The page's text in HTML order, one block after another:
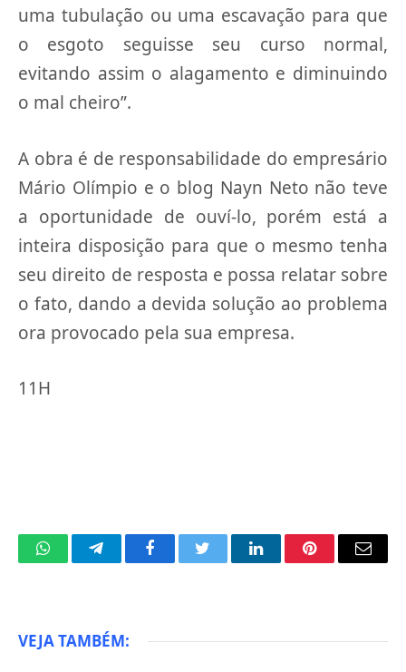
uma tubulação ou uma escavação para que
o esgoto seguisse seu curso normal,
evitando assim o alagamento e diminuindo
o mal cheiro”.
A obra é de responsabilidade do empresário
Mário Olímpio e o blog Nayn Neto não teve
a oportunidade de ouví-lo, porém está a
inteira disposição para que o mesmo tenha
seu direito de resposta e possa relatar sobre
o fato, dando a devida solução ao problema
ora provocado pela sua empresa.
11H
WhatsAppTelegramFacebookTwitter LinkedInPinterestEmail
VEJA TAMBÉM: